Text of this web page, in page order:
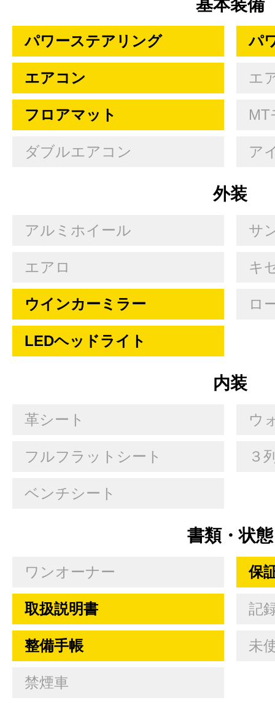
基本装備
パワーステアリング パ
エアコン エ
フロアマット MT
ダブルエアコン ア
外装
アルミホイール サ
エアロ キ
ウインカーミラー ロ
LEDヘッドライト
内装
革シート ウ
フルフラットシート ３
ベンチシート
書類・状態
ワンオーナー 保
取扱説明書 記
整備手帳 未
禁煙車